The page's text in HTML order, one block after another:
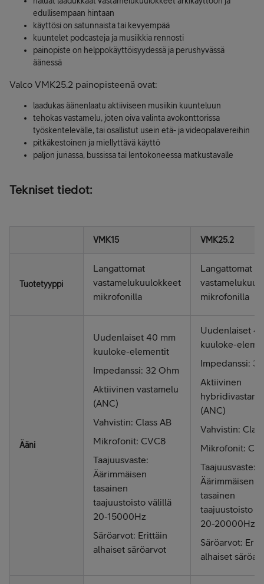
edullisempaan hintaan
käyttösi on satunnaista tai kevyempää
kuuntelet podcasteja ja musiikkia rennosti
painopiste on helppokäyttöisyydessä ja perushyvässä
äänessä
Valco VMK25.2 painopisteenä ovat:
laadukas äänenlaatu aktiiviseen musiikin kuunteluun
tehokas vastamelu, joten oiva valinta avokonttorissa
työskentelevälle, tai osallistut usein etä- ja videopalavereihin
pitkäkestoinen ja miellyttävä käyttö
paljon junassa, bussissa tai lentokoneessa matkustavalle
Tekniset tiedot:
VMK15 VMK25.2
Tuotetyyppi
Langattomat
vastamelukuulokkeet
mikrofonilla
Langattomat
mikrofonilla
Ääni
Uudenlaiset 40 mm
kuuloke-elementit
Impedanssi: 32 Ohm
Aktiivinen vastamelu
(ANC)
Vahvistin: Class AB
Mikrofonit: CVC8
Taajuusvaste:
Äärimmäisen
tasainen
taajuustoisto välillä
20-15000Hz
Säröarvot: Erittäin
alhaiset säröarvot
Uudenlaiset
kuuloke-
Impedanssi:
Aktiivinen
(ANC)
Vahvistin:
Mikrofonit:
Taajuusvaste:
Äärimmäisen
tasainen
taajuustoisto
20-20000Hz
Säröarvot:
alhaiset